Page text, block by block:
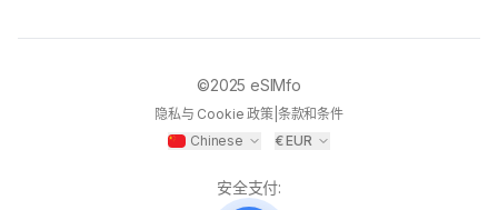
©2025 eSIMfo
隐私与 Cookie 政策| 条款和条件
Chinese
€EUR
安全支付: